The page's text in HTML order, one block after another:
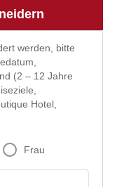
werden, bitte
(2 – 12 Jahre
Hotel,
Frau